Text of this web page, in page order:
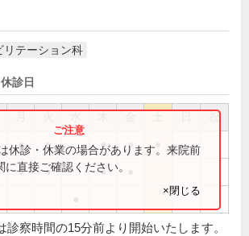
リテーション科
診日
祝
● ● ● ●
● ● ●
休診・休業の場合があります。来院前
直接ご確認ください。
×閉じる
診察時間の15分前より開始いたします。